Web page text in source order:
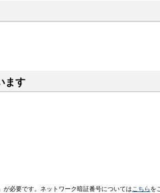
ます
必要です。ネットワーク暗証番号についてはこちら を